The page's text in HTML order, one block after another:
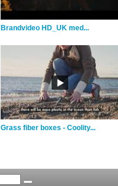
Brandvideo HD_UK med...
Grass fiber boxes - Coolity...